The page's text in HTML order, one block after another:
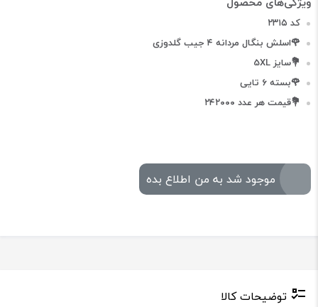
کد ۲۳۱۵
🌹اسلش بنگال مردانه ۴ جیب گلدوزی
💐سایز 5XL
🌹بسته ۶ تایی
💐قیمت هر عدد ۲۴۲۰۰۰
موجود شد به من اطلاع بده
توضیحات کالا